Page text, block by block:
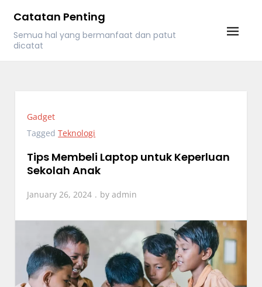
content
Catatan Penting
Semua hal yang bermanfaat dan patut
dicatat
Gadget
TaggedTeknologi
Tips Membeli Laptop untuk Keperluan
Sekolah Anak
January 26, 2024 byadmin